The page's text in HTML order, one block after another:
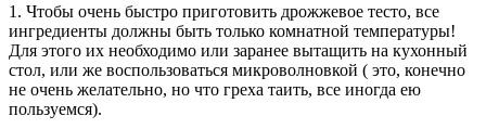
1. Чтобы очень быстро приготовить дрожжевое тесто, все
ингредиенты должны быть только комнатной температуры!
Для этого их необходимо или заранее вытащить на кухонный
стол, или же воспользоваться микроволновкой ( это, конечно
не очень желательно, но что греха таить, все иногда ею
пользуемся).